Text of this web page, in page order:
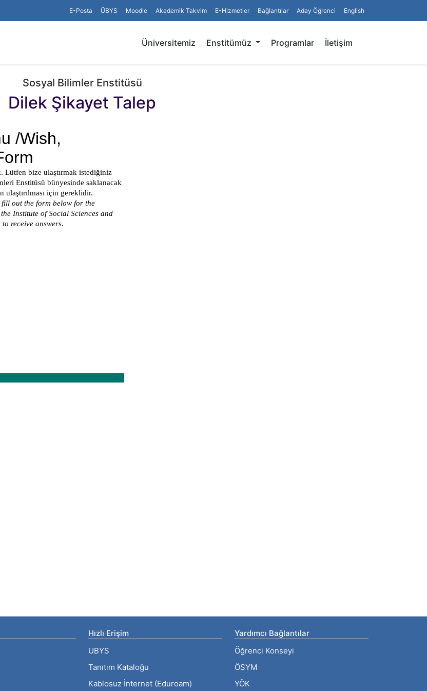
E-Posta ÜBYS Moodle Akademik Takvim E-Hizmetler Bağlantılar Aday Öğrenci English
Üniversitemiz Enstitümüz Programlar İletişim
Sosyal Bilimler Enstitüsü
Dilek Şikayet Talep
Hızlı Erişim
UBYS
Tanıtım Kataloğu
Kablosuz İnternet (Eduroam)
Yardımcı Bağlantılar
Öğrenci Konseyi
ÖSYM
YÖK